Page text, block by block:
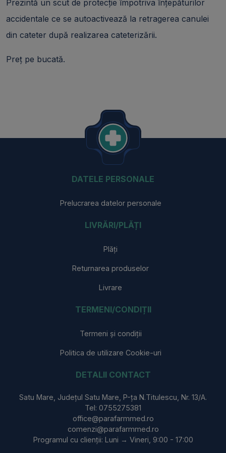
Prezintă un scut de protecţie împotriva înţepăturilor
accidentale ce se autoactivează la retragerea canulei
din cateter după realizarea cateterizării.
Preț pe bucată.
DATELE PERSONALE
Prelucrarea datelor personale
LIVRĂRI/PLĂȚI
Plăți
Returnarea produselor
Livrare
TERMENI/CONDIȚII
Termeni și condiții
Politica de utilizare Cookie-uri
DETALII CONTACT
Satu Mare, Județul Satu Mare, P-ța N.Titulescu, Nr. 13/A.
Tel: 0755275381
office@parafarmmed.ro
comenzi@parafarmmed.ro
Programul cu clienții: Luni → Vineri, 9:00 - 17:00